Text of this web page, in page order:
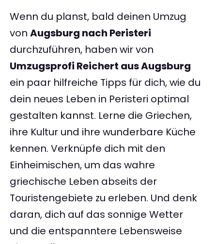
Wenn du planst, bald deinen Umzug
von Augsburg nach Peristeri
durchzuführen, haben wir von
Umzugsprofi Reichert aus Augsburg
ein paar hilfreiche Tipps für dich, wie du
dein neues Leben in Peristeri optimal
gestalten kannst. Lerne die Griechen,
ihre Kultur und ihre wunderbare Küche
kennen. Verknüpfe dich mit den
Einheimischen, um das wahre
griechische Leben abseits der
Touristengebiete zu erleben. Und denk
daran, dich auf das sonnige Wetter
und die entspanntere Lebensweise